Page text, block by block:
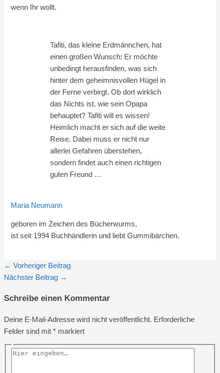
wenn Ihr wollt.
Tafiti, das kleine Erdmännchen, hat
einen großen Wunsch: Er möchte
unbedingt herausfinden, was sich
hinter dem geheimnisvollen Hügel in
der Ferne verbirgt. Ob dort wirklich
das Nichts ist, wie sein Opapa
behauptet? Tafiti will es wissen!
Heimlich macht er sich auf die weite
Reise. Dabei muss er nicht nur
allerlei Gefahren überstehen,
sondern findet auch einen richtigen
guten Freund …
Maria Neumann
geboren im Zeichen des Bücherwurms,
ist seit 1994 Buchhändlerin und liebt Gummibärchen.
← Vorheriger Beitrag
Nächster Beitrag →
Schreibe einen Kommentar
Deine E-Mail-Adresse wird nicht veröffentlicht. Erforderliche
Felder sind mit *markiert
Hier